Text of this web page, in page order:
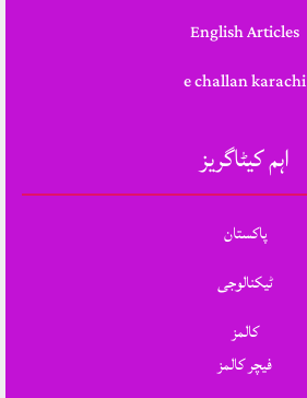
English Articles
e challan karachi
اہم کیٹاگریز
پاکستان
ٹیکنالوجی
کالمز
فیچر کالمز